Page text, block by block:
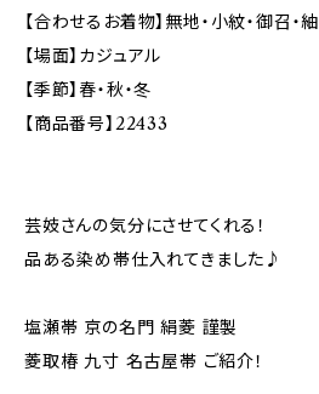
【合わせるお着物】無地・小紋・御召・紬
【場面】カジュアル
【季節】春・秋・冬
【商品番号】22433
芸妓さんの気分にさせてくれる！
品ある染め帯仕入れてきました♪
塩瀬帯 京の名門 絹菱 謹製
菱取椿 九寸 名古屋帯 ご紹介！